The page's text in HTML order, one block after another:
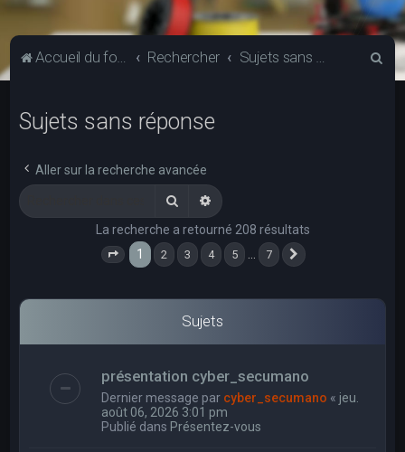
Accueil du forum Rechercher Sujets sans réponse
Sujets sans réponse
Aller sur la recherche avancée
RechercherRecherche avancée
La recherche a retourné 208 résultats
Page 1 sur
1 2 3 4 5 7
Sujets
présentation cyber_secumano
Dernier message par cyber_secumano « jeu.
août 06, 2026 3:01 pm
Publié dans Présentez-vous